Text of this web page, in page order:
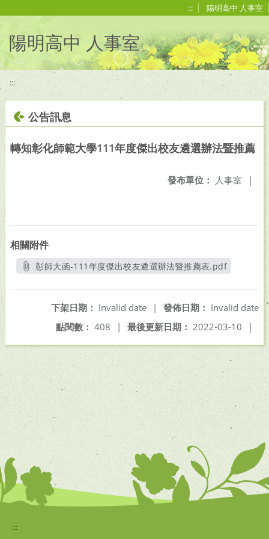
::: 陽明高中 人事室
陽明高中 人事室
:::
公告訊息
轉知彰化師範大學111年度傑出校友遴選辦法暨推薦
發布單位： 人事室 |
相關附件
彰師大函-111年度傑出校友遴選辦法暨推薦表.pdf
發佈日期： Invalid date
下架日期： Invalid date
|
最後更新日期： 2022-03-10 |
點閱數： 408 |
:::